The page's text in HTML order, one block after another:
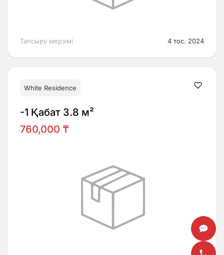
Тапсыру мерзімі 4 тос. 2024
White Residence
-1 Қабат 3.8 м²
760,000 ₸